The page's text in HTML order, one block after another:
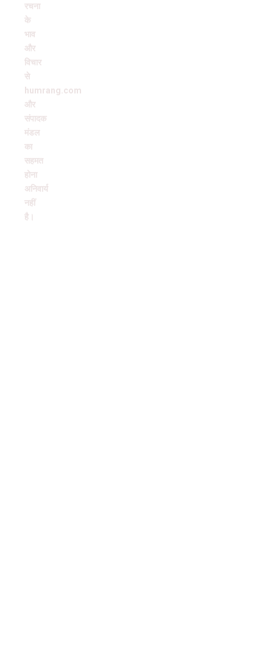
रचना
के
भाव
और
विचार
से
humrang.com
और
संपादक
मंडल
का
सहमत
होना
अनिवार्य
नहीं
है।